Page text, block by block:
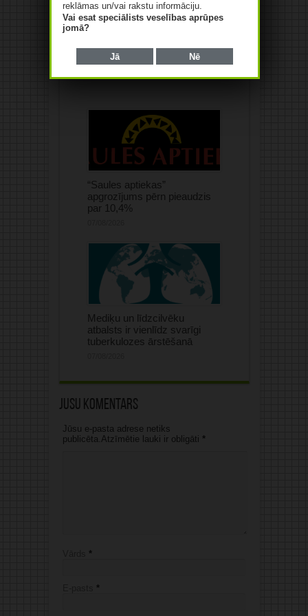
apgrozījums pērn audzis par
84,4%
07/08/2026
“Saules aptiekas”
apgrozījums pērn pieaudzis
par 10,4%
Mediķu un līdzcilvēku
atbalsts ir vienlīdz svarīgi
tuberkulozes ārstēšanā
Jūsu komentārs
Jūsu e-pasta adrese netiks
publicēta.Atzīmētie lauki ir obligāti *
*
*
reklāmas un/vai rakstu informāciju.
Vai esat speciālists veselības aprūpes
jomā?
Jā Nē